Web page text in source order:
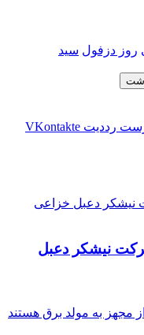
روز دزفول سید
‫رددیت ‫VKontakte
نیشکر دعبل